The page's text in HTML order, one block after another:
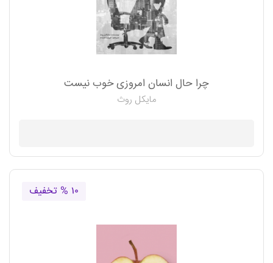
چرا حال انسان امروزی خوب نیست
مایکل روث
۱۰ % تخفیف